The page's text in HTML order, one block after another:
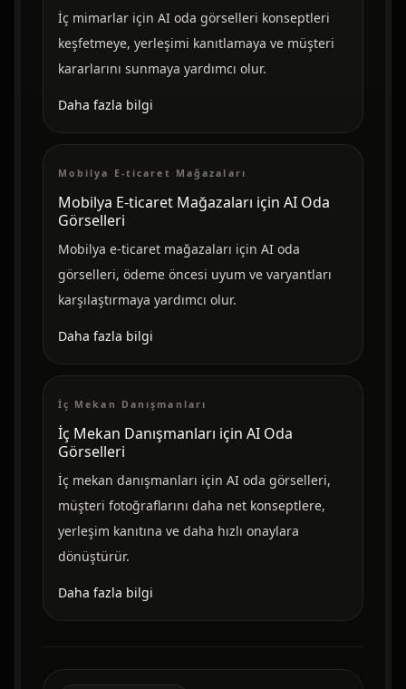
İç mimarlar için AI oda görselleri konseptleri
keşfetmeye, yerleşimi kanıtlamaya ve müşteri
kararlarını sunmaya yardımcı olur.
Daha fazla bilgi
Mobilya E-ticaret Mağazaları
Mobilya E-ticaret Mağazaları için AI Oda
Görselleri
Mobilya e-ticaret mağazaları için AI oda
görselleri, ödeme öncesi uyum ve varyantları
karşılaştırmaya yardımcı olur.
Daha fazla bilgi
İç Mekan Danışmanları
İç Mekan Danışmanları için AI Oda
Görselleri
İç mekan danışmanları için AI oda görselleri,
müşteri fotoğraflarını daha net konseptlere,
yerleşim kanıtına ve daha hızlı onaylara
dönüştürür.
Daha fazla bilgi